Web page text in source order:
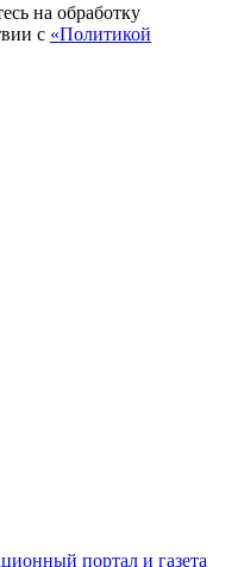
на обработку
с «Политикой